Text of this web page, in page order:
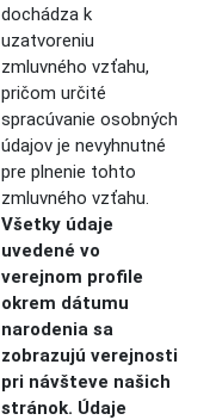
dochádza k
uzatvoreniu
zmluvného vzťahu,
pričom určité
spracúvanie osobných
údajov je nevyhnutné
pre plnenie tohto
zmluvného vzťahu.
Všetky údaje
uvedené vo
verejnom profile
okrem dátumu
narodenia sa
zobrazujú verejnosti
pri návšteve našich
stránok. Údaje